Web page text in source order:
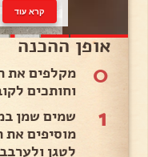
קרא עוד
אופן ההכנה
0
מקלפים את
וחותכים
1
שמים שמן
מוסיפים את
לטגן